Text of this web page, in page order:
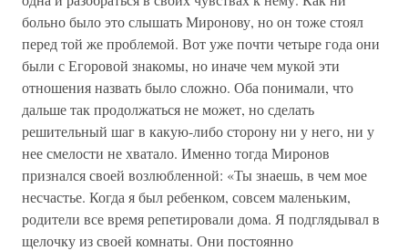
больно было это слышать Миронову, но он тоже стоял
перед той же проблемой. Вот уже почти четыре года они
были с Егоровой знакомы, но иначе чем мукой эти
отношения назвать было сложно. Оба понимали, что
дальше так продолжаться не может, но сделать
решительный шаг в какую-либо сторону ни у него, ни у
нее смелости не хватало. Именно тогда Миронов
признался своей возлюбленной: «Ты знаешь, в чем мое
несчастье. Когда я был ребенком, совсем маленьким,
родители все время репетировали дома. Я подглядывал в
щелочку из своей комнаты. Они постоянно